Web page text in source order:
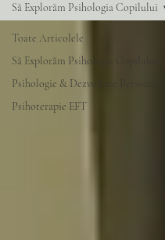
Toate Articolele
Să Explorăm Psihologia Copilului
Psihologie & Dezvoltare Personală
Psihoterapie EFT
Să Explorăm Psihologia Copilului